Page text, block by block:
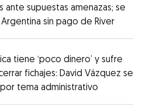
ante supuestas amenazas; se
sin pago de RiverOpens
tiene ‘poco dinero’ y sufre
fichajes: David Vázquez se
tema administrativo